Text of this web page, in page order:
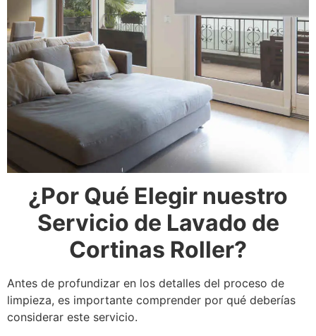
¿Por Qué Elegir nuestro
Servicio de Lavado de
Cortinas Roller?
Antes de profundizar en los detalles del proceso de
limpieza, es importante comprender por qué deberías
considerar este servicio.